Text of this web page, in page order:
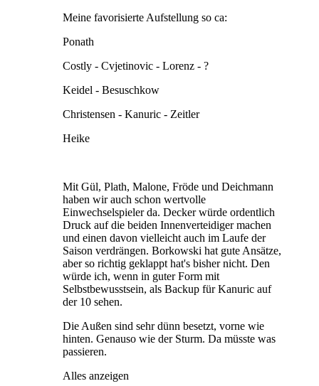
Meine favorisierte Aufstellung so ca:
Ponath
Costly - Cvjetinovic - Lorenz - ?
Keidel - Besuschkow
Christensen - Kanuric - Zeitler
Heike
Mit Gül, Plath, Malone, Fröde und Deichmann
haben wir auch schon wertvolle
Einwechselspieler da. Decker würde ordentlich
Druck auf die beiden Innenverteidiger machen
und einen davon vielleicht auch im Laufe der
Saison verdrängen. Borkowski hat gute Ansätze,
aber so richtig geklappt hat's bisher nicht. Den
würde ich, wenn in guter Form mit
Selbstbewusstsein, als Backup für Kanuric auf
der 10 sehen.
Die Außen sind sehr dünn besetzt, vorne wie
hinten. Genauso wie der Sturm. Da müsste was
passieren.
Alles anzeigen